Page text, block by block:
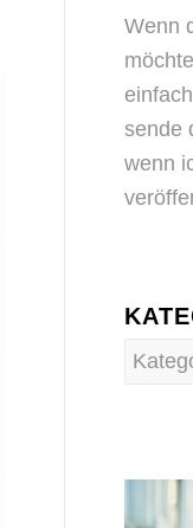
Wenn
sende
wenn